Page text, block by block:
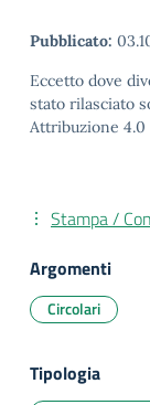
Pubblicato:
Eccetto dove
stato rilasciato
Attribuzione 4.0
Stampa /
Argomenti
Circolari
Tipologia